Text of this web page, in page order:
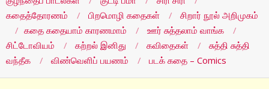
கதைத்தோரணம்
பிறமொழி கதைகள்
சிறார் நூல் அறிமுகம்
கதை கதையாம் காரணமாம்
ஊர் சுத்தலாம் வாங்க
சிட்டோவியம்
கற்றல் இனிது கவிதைகள்
சுத்தி சுத்தி
வந்தீக
விண்வெளிப் பயணம் படக் கதை – Comics